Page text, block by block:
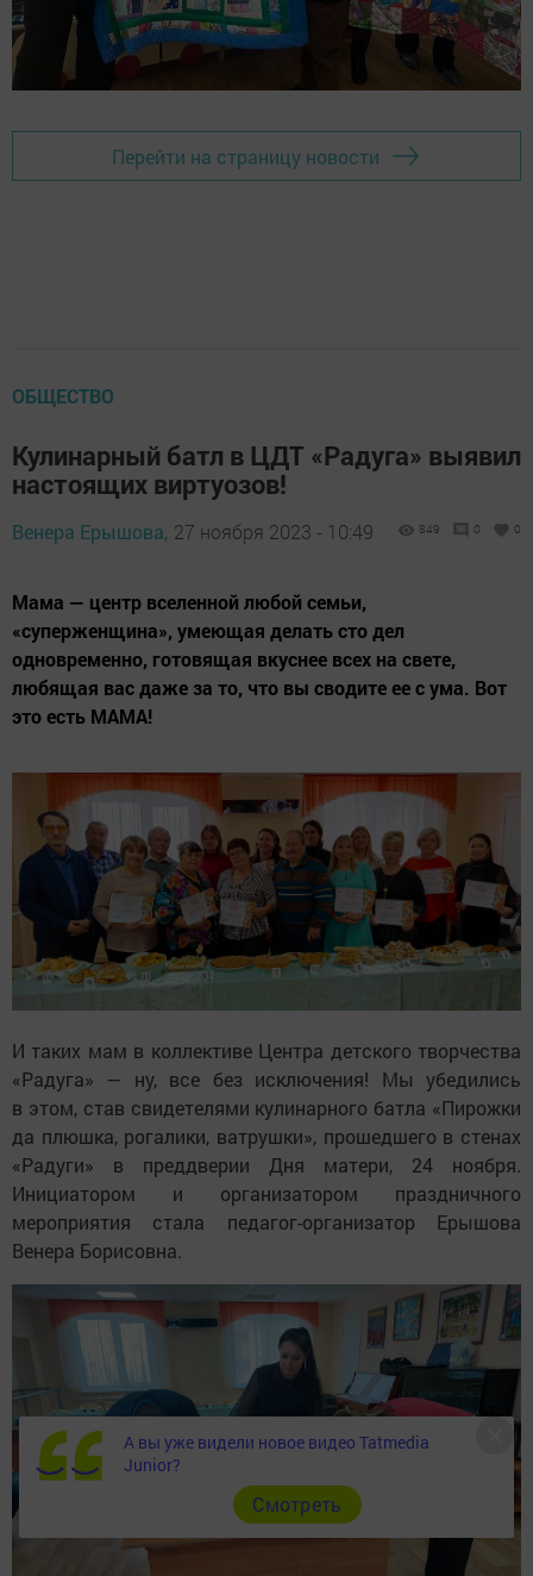
Перейти на страницу новости
ОБЩЕСТВО
Кулинарный батл в ЦДТ «Радуга» выявил
настоящих виртуозов!
Венера Ерышова, 27 ноября 2023 - 10:49 849 0 0
Мама — центр вселенной любой семьи,
«суперженщина», умеющая делать сто дел
одновременно, готовящая вкуснее всех на свете,
любящая вас даже за то, что вы сводите ее с ума. Вот
это есть МАМА!
И таких мам в коллективе Центра детского творчества
«Радуга» — ну, все без исключения! Мы убедились
в этом, став свидетелями кулинарного батла «Пирожки
да плюшка, рогалики, ватрушки», прошедшего в стенах
«Радуги» в преддверии Дня матери, 24 ноября.
Инициатором и организатором праздничного
мероприятия стала педагог-организатор Ерышова
Венера Борисовна.
А вы уже видели новое видео Tatmedia
Junior?
Cмотреть